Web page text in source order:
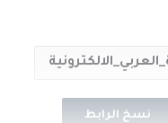
نسخ الرابط